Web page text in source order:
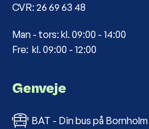
CVR: 26 69 63 48
Man - tors: kl. 09:00 - 14:00
Fre: kl. 09:00 - 12:00
Genveje
BAT - Din bus på Bornholm